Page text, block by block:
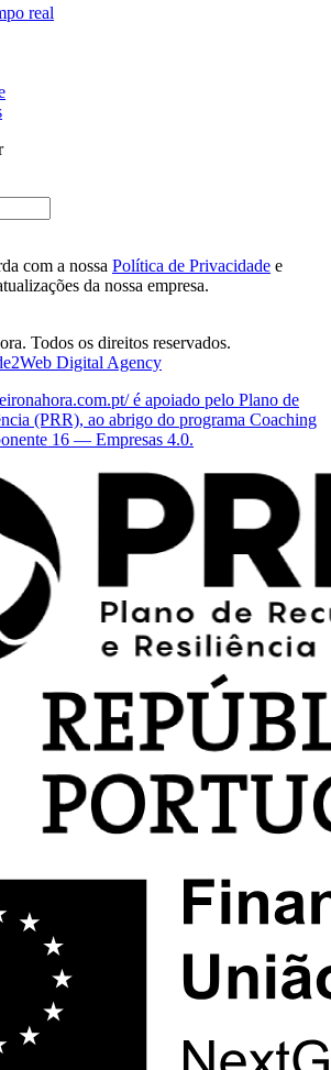
real
com a nossa Política de Privacidade e
da nossa empresa.
. Todos os direitos reservados.
Digital Agency
é apoiado pelo Plano de
(PRR), ao abrigo do programa Coaching
16 — Empresas 4.0.